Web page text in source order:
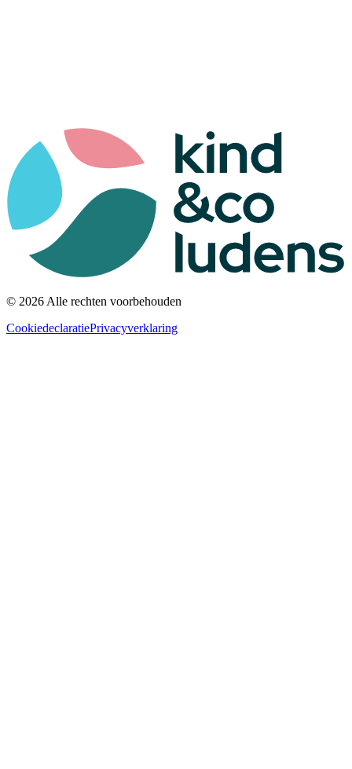
© 2026 Alle rechten voorbehouden
CookiedeclaratiePrivacyverklaring